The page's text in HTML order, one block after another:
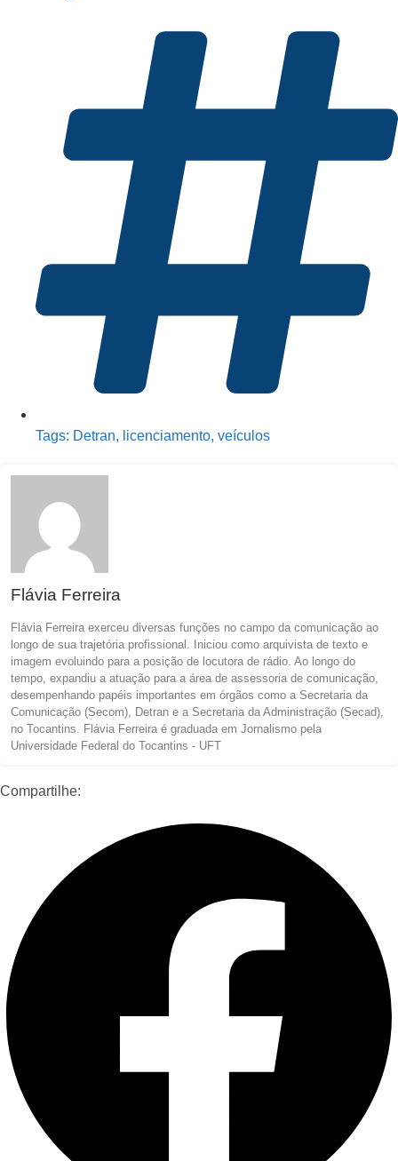
Tags: Detran, licenciamento, veículos
Flávia Ferreira
Flávia Ferreira exerceu diversas funções no campo da comunicação ao
longo de sua trajetória profissional. Iniciou como arquivista de texto e
imagem evoluindo para a posição de locutora de rádio. Ao longo do
tempo, expandiu a atuação para a área de assessoria de comunicação,
desempenhando papéis importantes em órgãos como a Secretaria da
Comunicação (Secom), Detran e a Secretaria da Administração (Secad),
no Tocantins. Flávia Ferreira é graduada em Jornalismo pela
Universidade Federal do Tocantins - UFT
Compartilhe: